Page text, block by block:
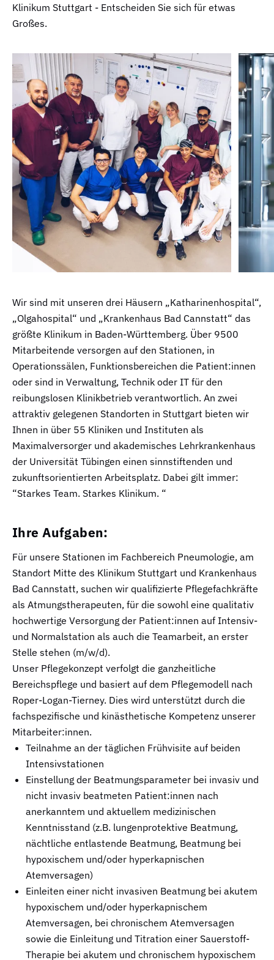
Klinikum Stuttgart - Entscheiden Sie sich für etwas
Großes.
Wir sind mit unseren drei Häusern „Katharinenhospital“,
„Olgahospital“ und „Krankenhaus Bad Cannstatt“ das
größte Klinikum in Baden-Württemberg. Über 9500
Mitarbeitende versorgen auf den Stationen, in
Operationssälen, Funktionsbereichen die Patient:innen
oder sind in Verwaltung, Technik oder IT für den
reibungslosen Klinikbetrieb verantwortlich. An zwei
attraktiv gelegenen Standorten in Stuttgart bieten wir
Ihnen in über 55 Kliniken und Instituten als
Maximalversorger und akademisches Lehrkrankenhaus
der Universität Tübingen einen sinnstiftenden und
zukunftsorientierten Arbeitsplatz. Dabei gilt immer:
“Starkes Team. Starkes Klinikum. “
Ihre Aufgaben:
Für unsere Stationen im Fachbereich Pneumologie, am
Standort Mitte des Klinikum Stuttgart und Krankenhaus
Bad Cannstatt, suchen wir qualifizierte Pflegefachkräfte
als Atmungstherapeuten, für die sowohl eine qualitativ
hochwertige Versorgung der Patient:innen auf Intensiv-
und Normalstation als auch die Teamarbeit, an erster
Stelle stehen (m/w/d).
Unser Pflegekonzept verfolgt die ganzheitliche
Bereichspflege und basiert auf dem Pflegemodell nach
Roper-Logan-Tierney. Dies wird unterstützt durch die
fachspezifische und kinästhetische Kompetenz unserer
Mitarbeiter:innen.
Teilnahme an der täglichen Frühvisite auf beiden
Intensivstationen
Einstellung der Beatmungsparameter bei invasiv und
nicht invasiv beatmeten Patient:innen nach
anerkanntem und aktuellem medizinischen
Kenntnisstand (z.B. lungenprotektive Beatmung,
nächtliche entlastende Beatmung, Beatmung bei
hypoxischem und/oder hyperkapnischen
Atemversagen)
Einleiten einer nicht invasiven Beatmung bei akutem
hypoxischem und/oder hyperkapnischem
Atemversagen, bei chronischem Atemversagen
sowie die Einleitung und Titration einer Sauerstoff-
Therapie bei akutem und chronischem hypoxischem